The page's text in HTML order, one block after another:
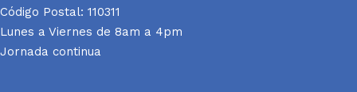
Código Postal: 110311
Lunes a Viernes de 8am a 4pm
Jornada continua